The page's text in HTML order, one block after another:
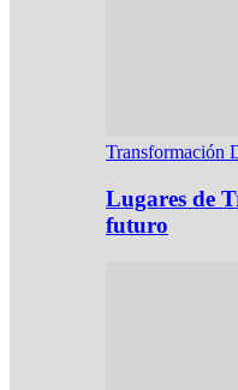
Transformación
Lugares de
futuro